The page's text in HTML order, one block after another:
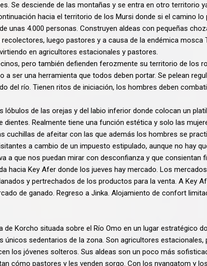
Se desciende de las montañas y se entra en otro territorio
hacia el territorio de los Mursi donde si el camino
unas 4.000 personas. Construyen aldeas con pequeñas
luego pastores y a causa de la endémica mosca
en agricultores estacionales y pastores.
pero también defienden ferozmente su territorio de los
a ser una herramienta que todos deben portar. Se pelean
del río. Tienen ritos de iniciación, los hombres deben
de las orejas y del labio inferior donde colocan un
Realmente tiene una función estética y solo las
cuchillas de afeitar con las que además los hombres se
a cambio de un impuesto estipulado, aunque no hay
a que nos puedan mirar con desconfianza y que consientan
hacia Key Afer donde los jueves hay mercado. Los
y pertrechados de los productos para la venta. A Key
de ganado. Regreso a Jinka. Alojamiento de confort
de Korcho situada sobre el Río Omo en un lugar estratégico
sedentarios de la zona. Son agricultores
los jóvenes solteros. Sus aldeas son un poco más
cómo pastores y les venden sorgo. Con los nyangatom y